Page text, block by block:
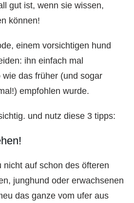
gut ist, wenn sie wissen,
können!
einem vorsichtigen hund
ihn einfach mal
das früher (und sogar
empfohlen wurde.
und nutz diese 3 tipps:
nicht auf schon des öfteren
junghund oder erwachsenen
das ganze vom ufer aus